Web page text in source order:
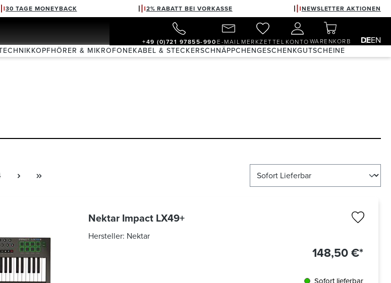
30 TAGE MONEYBACK 2% RABATT BEI VORKASSE NEWSLETTER AKTIONEN
+49 (0)721 97855-990 E-MAIL MERKZETTEL KONTOWARENKORB DEEN
KOPFHÖRER & MIKROFONEKABEL & STECKERSCHNÄPPCHENGESCHENKGUTSCHEINE
Nektar Impact LX49+
Hersteller: Nektar
148,50 €*